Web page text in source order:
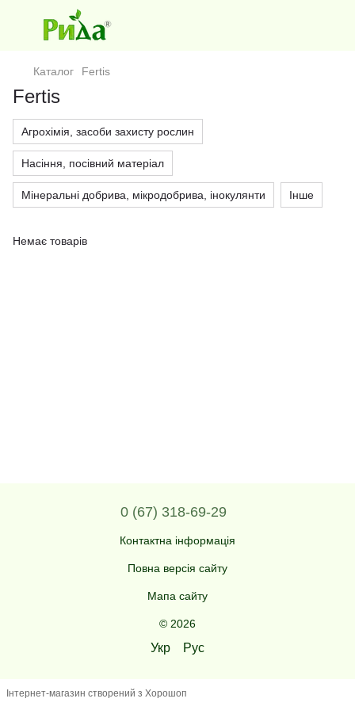
Каталог Fertis
Fertis
Агрохімія, засоби захисту рослин
Насіння, посівний матеріал
Мінеральні добрива, мікродобрива, інокулянти Інше
Немає товарів
0 (67) 318-69-29
Контактна інформація
Повна версія сайту
Мапа сайту
© 2026
Укр Рус
Інтернет-магазин створений з Хорошоп